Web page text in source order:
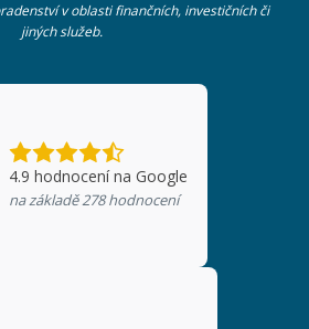
v oblasti finančních, investičních či
jiných služeb.
4.9 hodnocení na Google
na základě278hodnocení